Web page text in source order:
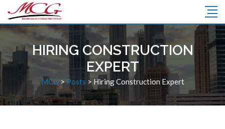
HIRING CONSTRUCTION
EXPERT
MCG >Posts > Hiring Construction Expert